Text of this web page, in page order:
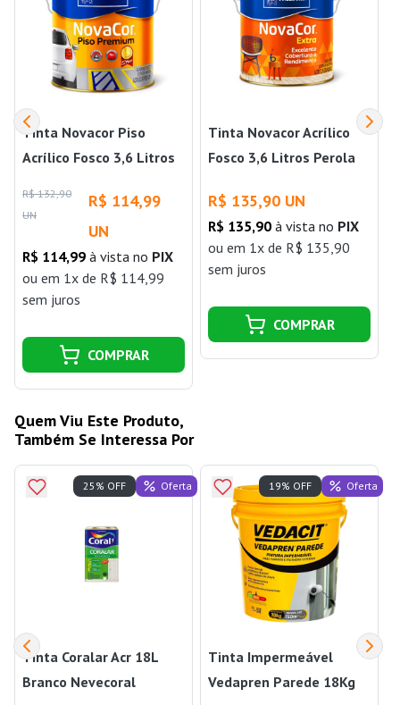
Tinta Novacor Piso
Acrílico Fosco 3,6 Litros
R$ 132,90
UN
R$ 114,99
UN
R$ 114,99 à vista no PIX
ou em 1x de R$ 114,99
sem juros
COMPRAR
Tinta Novacor Acrílico
Fosco 3,6 Litros Perola
R$ 135,90 UN
R$ 135,90 à vista no PIX
ou em 1x de R$ 135,90
sem juros
COMPRAR
Quem Viu Este Produto,
Também Se Interessa Por
Tinta Coralar Acr 18L
Branco Nevecoral
25% OFF Oferta
Tinta Impermeável
Vedapren Parede 18Kg
19% OFF Oferta